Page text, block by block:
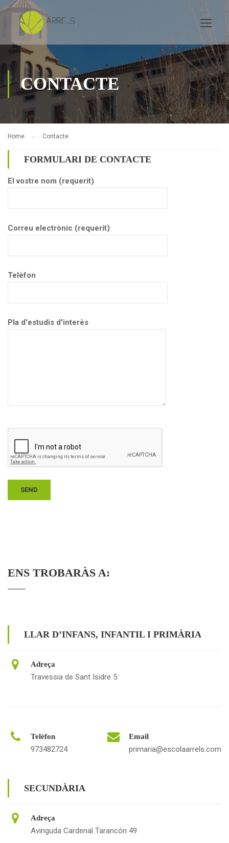
CONTACTE
Home Contacte
FORMULARI DE CONTACTE
El vostre nom (requerit)
Correu electrònic (requerit)
Telèfon
Pla d'estudis d'interès
ENS TROBARÀS A:
LLAR D’INFANS, INFANTIL I PRIMÀRIA
Adreça
Travessia de Sant Isidre 5
Telèfon
973482724
Email
primaria@escolaarrels.com
SECUNDÀRIA
Adreça
Avinguda Cardenal Tarancón 49